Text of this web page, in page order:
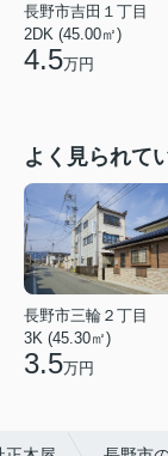
長野市吉田１丁目
2DK (45.00㎡)
4.5万円
よく見られて
長野市三輪２丁目
3K (45.30㎡)
3.5万円